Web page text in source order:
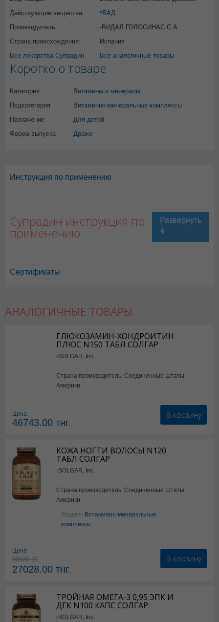
Действующие вещества:
*БАД
Производитель:
-ВИДАЛ ГОЛОСИНАС С.А.
Страна происхождения:
Испания
Все лекарства Супрадин
Все аналогичные товары
Коротко о товаре
Категория
Витамины и минералы
Подкатегория
Витаминно-минеральные комплексы
Назначение
Для детей
Форма выпуска
Драже
Инструкция по применению
Супрадин инструкция по
применению
Супрадин в Астане, Супрадин в Уральске, Супрадин в Актау
Супрадин в Караганде
Сертификаты
АНАЛОГИЧНЫЕ ТОВАРЫ
ГЛЮКОЗАМИН-ХОНДРОИТИН
ПЛЮС N150 ТАБЛ СОЛГАР
-SOLGAR, Inc.
Страна производитель: Соединенные Штаты
Америки
Цена
46743.00 тнг.
В корзину
КОЖА НОГТИ ВОЛОСЫ N120
ТАБЛ СОЛГАР
-SOLGAR, Inc.
Страна производитель: Соединенные Штаты
Америки
Раздел: Витаминно-минеральные
комплексы
Цена
30031.11
27028.00 тнг.
В корзину
ТРОЙНАЯ ОМЕГА-3 0,95 ЭПК И
ДГК N100 КАПС СОЛГАР
-SOLGAR, Inc.